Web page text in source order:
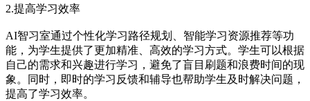
2.提高学习效率
AI智习室通过个性化学习路径规划、智能学习资源推荐等功
能，为学生提供了更加精准、高效的学习方式。学生可以根据
自己的需求和兴趣进行学习，避免了盲目刷题和浪费时间的现
象。同时，即时的学习反馈和辅导也帮助学生及时解决问题，
提高了学习效率。